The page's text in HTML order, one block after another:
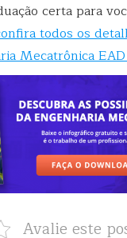
certa para
todos os
Mecatrônica
Avalie este